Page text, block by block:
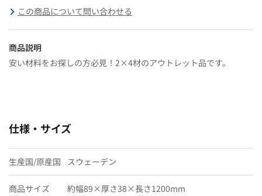
この商品について問い合わせる
商品説明
安い材料をお探しの方必見！2×4材のアウトレット品です。
仕様・サイズ
生産国/原産国 スウェーデン
商品サイズ 約幅89×厚さ38×長さ1200mm